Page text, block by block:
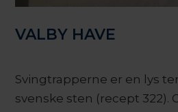
VALBY HAVE
Svingtrapperne er en lys
svenske sten (recept